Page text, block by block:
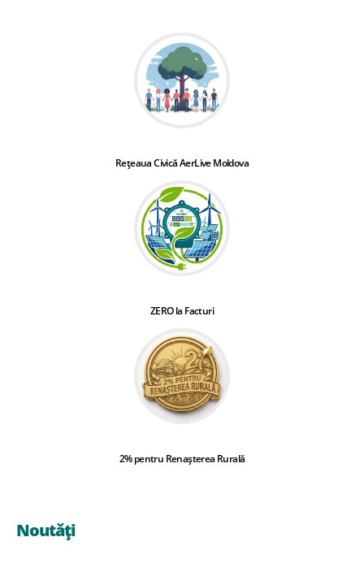
Rețeaua Civică AerLive Moldova
ZERO la Facturi
2% pentru Renașterea Rurală
Noutăți